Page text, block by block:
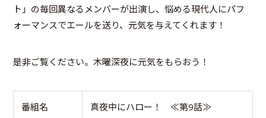
ト」の毎回異なるメンバーが出演し、悩める現代人にパフ
ォーマンスでエールを送り、元気を与えてくれます！
是非ご覧ください。木曜深夜に元気をもらおう！
番組名 真夜中にハロー！ ≪第9話≫